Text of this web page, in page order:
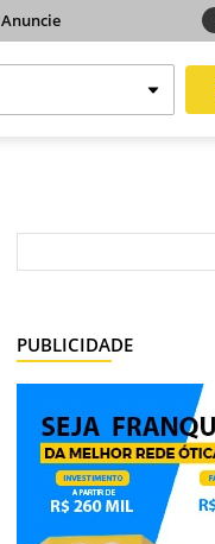
Anuncie
PUBLICIDADE